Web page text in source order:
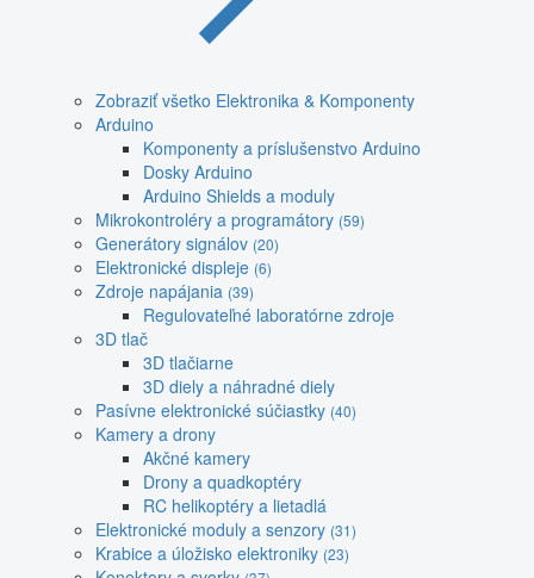
Zobraziť všetko Elektronika & Komponenty
Arduino
Komponenty a príslušenstvo Arduino
Dosky Arduino
Arduino Shields a moduly
Mikrokontroléry a programátory (59)
Generátory signálov (20)
Elektronické displeje (6)
Zdroje napájania (39)
Regulovateľné laboratórne zdroje
3D tlač
3D tlačiarne
3D diely a náhradné diely
Pasívne elektronické súčiastky (40)
Kamery a drony
Akčné kamery
Drony a quadkoptéry
RC helikoptéry a lietadlá
Elektronické moduly a senzory (31)
Krabice a úložisko elektroniky (23)